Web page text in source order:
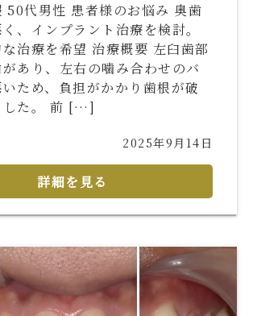
50代男性 患者様のお悩み 奥歯
、インプラント治療を検討。
治療を希望 治療概要 左臼歯部
あり、左右の噛み合わせのバ
ため、負担がかかり歯根が破
した。 前 […]
2025年9月14日
詳細を見る